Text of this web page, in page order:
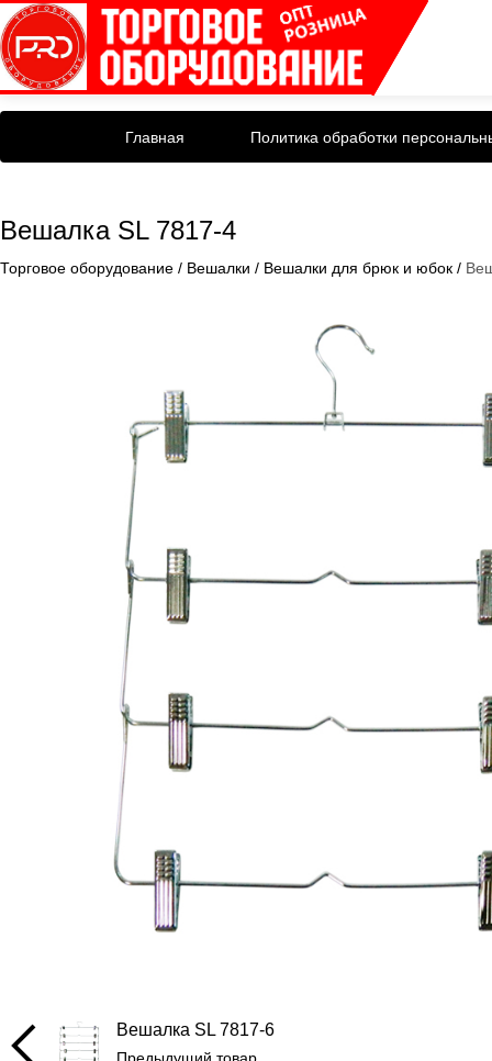
Главная Политика обработки
Вешалка SL 7817-4
Торговое оборудование / Вешалки / Вешалки для брюк и юбок /
Вешалка SL 7817-6